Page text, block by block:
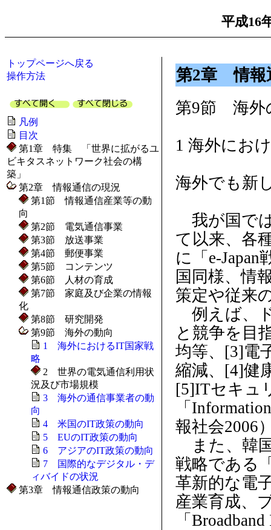
平成16
トップページへ戻る
操作方法
凡例
目次
第1章 特集 「世界に拡がるユ
ビキタスネットワーク社会の構
築」
第2章 情報通信の現況
第1節 情報通信産業等の動
向
第2節 電気通信事業
第3節 放送事業
第4節 郵便事業
第5節 コンテンツ
第6節 人材の育成
第7節 家庭及び企業の情報
化
第8節 研究開発
第9節 海外の動向
1 海外におけるIT国家戦
略
2 世界の電気通信利用状
況及び市場規模
3 海外の通信事業者の動
向
4 米国のIT政策の動向
5 EUのIT政策の動向
6 アジアのIT政策の動向
7 国際的なデジタル・デ
ィバイドの状況
第3章 情報通信政策の動向
第2章 情報
第9節 海外
1 海外にお
海外でも新
我が国で
て以来、各
に「e-
国同様、情
策定や従来
例えば、
と競争を目
均等、[3]電
縮減、[4]健
[5]ITセキュ
「
報社会2006
また、韓
戦略である
革新的な電
産業育成、
「